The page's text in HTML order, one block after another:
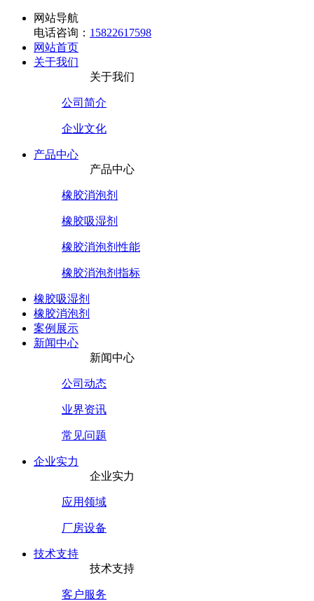
网站导航
电话咨询： 15822617598
网站首页
关于我们
关于我们
公司简介
企业文化
产品中心
产品中心
橡胶消泡剂
橡胶吸湿剂
橡胶消泡剂性能
橡胶消泡剂指标
橡胶吸湿剂
橡胶消泡剂
案例展示
新闻中心
新闻中心
公司动态
业界资讯
常见问题
企业实力
企业实力
应用领域
厂房设备
技术支持
技术支持
客户服务